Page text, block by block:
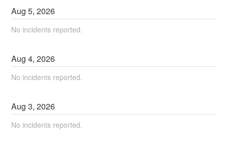
Aug5,2026
No incidents reported.
Aug4,2026
No incidents reported.
Aug3,2026
No incidents reported.